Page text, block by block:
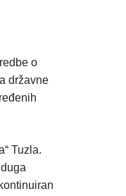
o
državne
Tuzla.